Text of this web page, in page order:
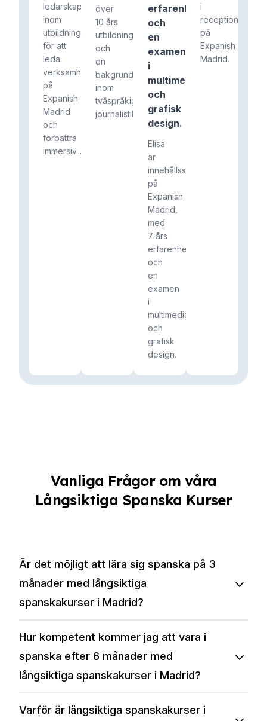
ledarskap
inom
utbildning
för att
leda
verksamheten
på
Expanish
Madrid
och
förbättra
immersiv...
över
10 års
utbildningserfarenhet
och
en
bakgrund
inom
tvåspråkig
journalistik.
erfarenhet
och
en
examen
i
multimedia
och
grafisk
design.
Elisa
är
innehållsskapare
på
Expanish
Madrid,
med
7 års
erfarenhet
och
en
examen
i
multimedia
och
grafisk
design.
i
receptionen
på
Expanish
Madrid.
Vanliga Frågor om våra
Långsiktiga Spanska Kurser
Är det möjligt att lära sig spanska på 3
månader med långsiktiga
spanskakurser i Madrid?
Hur kompetent kommer jag att vara i
spanska efter 6 månader med
långsiktiga spanskakurser i Madrid?
Varför är långsiktiga spanskakurser i